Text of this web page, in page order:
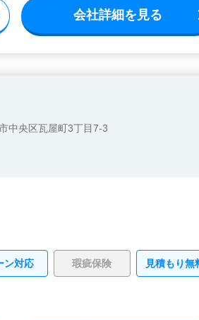
会社詳細を見る
中央区瓦屋町3丁目7-3
ン対応 瑕疵保険 見積もり無